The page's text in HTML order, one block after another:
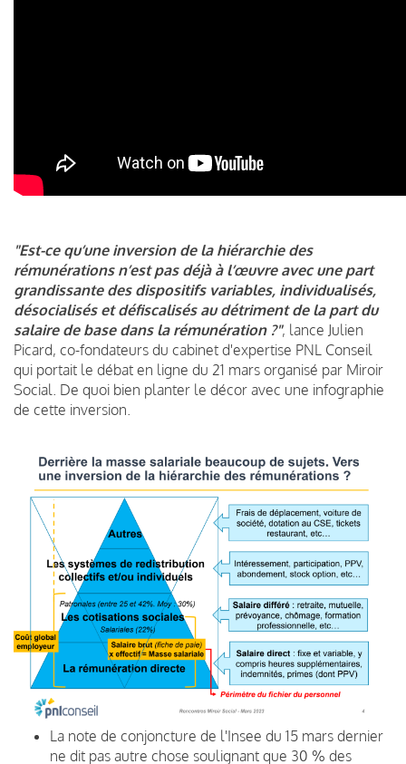
"Est-ce qu’une inversion de la hiérarchie des
rémunérations n’est pas déjà à l’œuvre avec une part
grandissante des dispositifs variables, individualisés,
désocialisés et défiscalisés au détriment de la part du
salaire de base dans la rémunération ?", lance Julien
Picard, co-fondateurs du cabinet d'expertise PNL Conseil
qui portait le débat en ligne du 21 mars organisé par Miroir
Social. De quoi bien planter le décor avec une infographie
de cette inversion.
La note de conjoncture de l'Insee du 15 mars dernier
ne dit pas autre chose soulignant que 30 % des